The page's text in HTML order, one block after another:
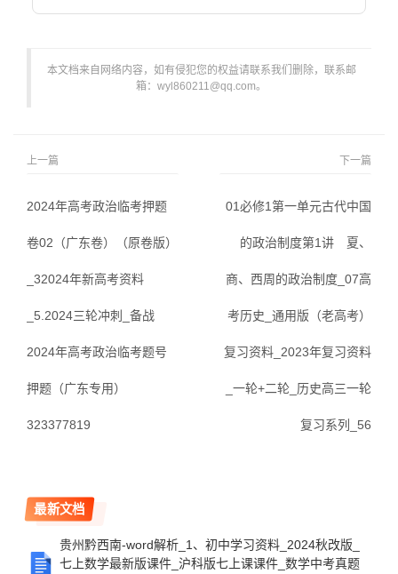
本文档来自网络内容，如有侵犯您的权益请联系我们删除，联系邮
箱：wyl860211@qq.com。
上一篇
2024年高考政治临考押题
卷02（广东卷）（原卷版）
_32024年新高考资料
_5.2024三轮冲刺_备战
2024年高考政治临考题号
押题（广东专用）
323377819
下一篇
01必修1第一单元古代中国
的政治制度第1讲 夏、
商、西周的政治制度_07高
考历史_通用版（老高考）
复习资料_2023年复习资料
_一轮+二轮_历史高三一轮
复习系列_56
最新文档
贵州黔西南-word解析_1、初中学习资料_2024秋改版_
七上数学最新版课件_沪科版七上课课件_数学中考真题